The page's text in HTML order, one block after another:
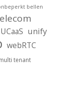
bellen
UCaaS unify
webRTC
tenant